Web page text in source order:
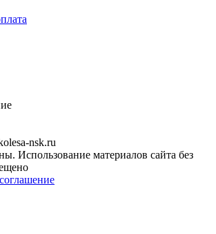
nsk.ru
Использование материалов сайта без